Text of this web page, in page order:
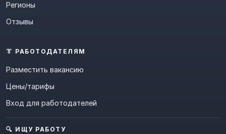
Регионы
Отзывы
👔 РАБОТОДАТЕЛЯМ
Разместить вакансию
Цены/тарифы
Вход для работодателей
🔍 ИЩУ РАБОТУ